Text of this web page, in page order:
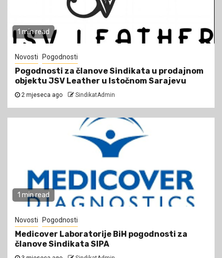
1 min read
Novosti Pogodnosti
Pogodnosti za članove Sindikata u prodajnom
objektu JSV Leather u Istočnom Sarajevu
2 mjeseca ago SindikatAdmin
1 min read
Novosti Pogodnosti
Medicover Laboratorije BiH pogodnosti za
članove Sindikata SIPA